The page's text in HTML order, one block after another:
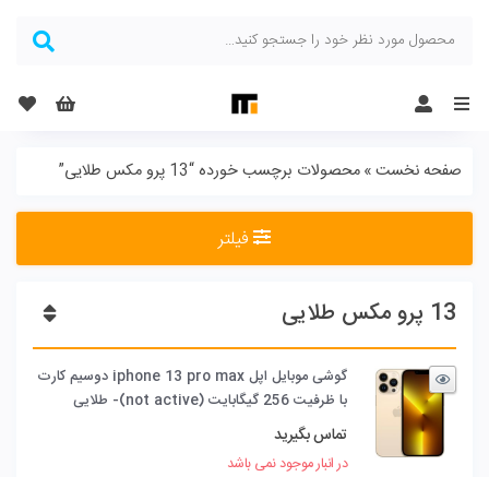
Menu
صفحه نخست»محصولات برچسب خورده “13 پرو مکس طلایی”
فیلتر
13 پرو مکس طلایی
گوشی موبایل اپل iphone 13 pro max دوسیم کارت
با ظرفیت 256 گیگابایت (not active)- طلایی
تماس بگیرید
در انبار موجود نمی باشد